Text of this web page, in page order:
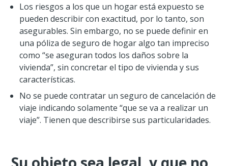
Los riesgos a los que un hogar está expuesto se
pueden describir con exactitud, por lo tanto, son
asegurables. Sin embargo, no se puede definir en
una póliza de seguro de hogar algo tan impreciso
como “se aseguran todos los daños sobre la
vivienda”, sin concretar el tipo de vivienda y sus
características.
No se puede contratar un seguro de cancelación de
viaje indicando solamente “que se va a realizar un
viaje”. Tienen que describirse sus particularidades.